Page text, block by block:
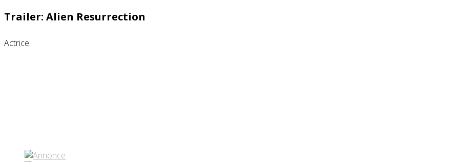
Trailer: Alien Resurrection
Actrice